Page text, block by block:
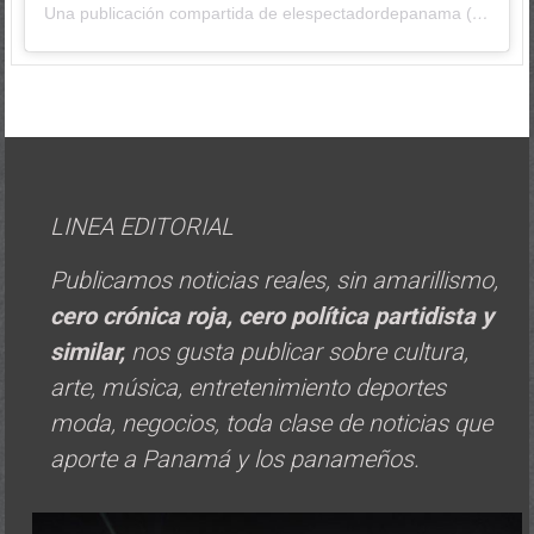
Una publicación compartida de elespectadordepanama (@elespectadordepanama)
LINEA EDITORIAL
Publicamos noticias reales, sin amarillismo,
cero crónica roja, cero política partidista y
similar, nos gusta publicar sobre cultura,
arte, música, entretenimiento deportes
moda, negocios, toda clase de noticias que
aporte a Panamá y los panameños.